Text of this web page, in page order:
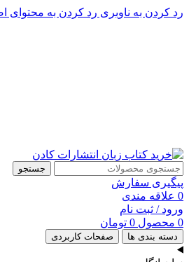
رد کردن به ناوبری رد کردن به محتوای
جستجو
پیگیری سفارش
0 علاقه مندی
ورود / ثبت نام
0 محصول 0 تومان
دسته بندی ها صفحات کاربردی